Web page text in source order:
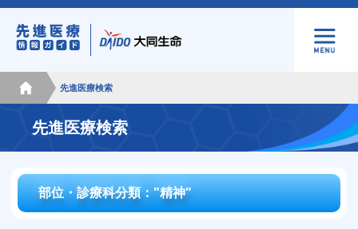
先進医療検索
先進医療検索
部位・診療科分類："精神"